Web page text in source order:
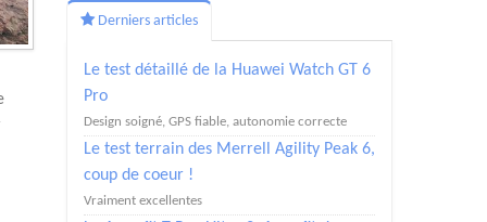
Derniers articles
Le test détaillé de la Huawei Watch GT 6
Pro
Design soigné, GPS fiable, autonomie correcte
Le test terrain des Merrell Agility Peak 6,
coup de coeur !
Vraiment excellentes